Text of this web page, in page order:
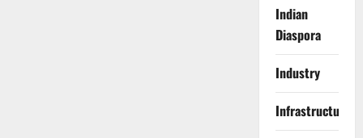
Indian
Diaspora
Industry
Infrastructure